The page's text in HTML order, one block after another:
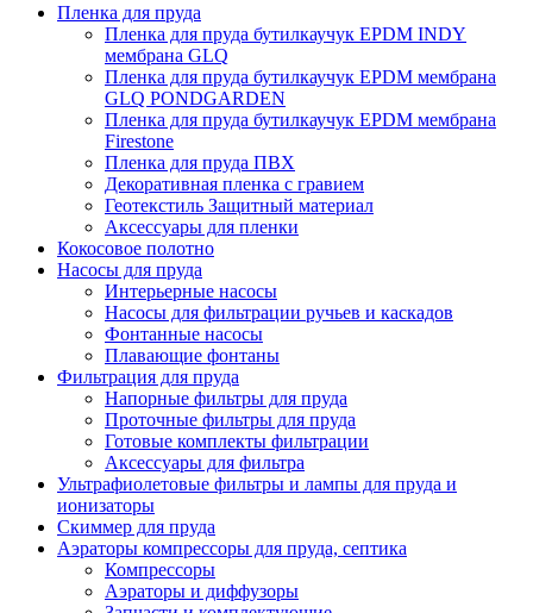
Пленка для пруда
Пленка для пруда бутилкаучук EPDM INDY
мембрана GLQ
Пленка для пруда бутилкаучук EPDM мембрана
GLQ PONDGARDEN
Пленка для пруда бутилкаучук EPDM мембрана
Firestone
Пленка для пруда ПВХ
Декоративная пленка с гравием
Геотекстиль Защитный материал
Аксессуары для пленки
Кокосовое полотно
Насосы для пруда
Интерьерные насосы
Насосы для фильтрации ручьев и каскадов
Фонтанные насосы
Плавающие фонтаны
Фильтрация для пруда
Напорные фильтры для пруда
Проточные фильтры для пруда
Готовые комплекты фильтрации
Аксессуары для фильтра
Ультрафиолетовые фильтры и лампы для пруда и
ионизаторы
Скиммер для пруда
Аэраторы компрессоры для пруда, септика
Компрессоры
Аэраторы и диффузоры